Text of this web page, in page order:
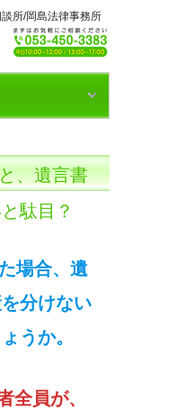
所/岡島法律事務所
、遺言書
駄目？
場合、遺
分けない
うか。
全員が、